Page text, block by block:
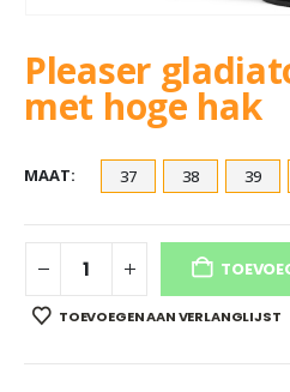
Pleaser
met hoge hak
MAAT 37 38 39
TOEVOEGEN AAN VERLANGLIJST